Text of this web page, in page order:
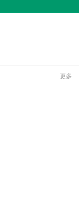
更多